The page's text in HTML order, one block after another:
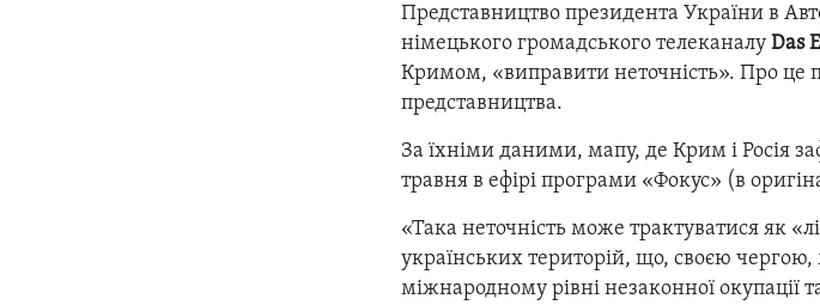
Представництво президента України в
німецького громадського телеканалуDas
Кримом, «виправити неточність». Про це
представництва.
За їхніми даними, мапу, де Крим і Росія
травня в ефірі програми «Фокус» (в
«Така неточність може трактуватися як
українських територій, що, своєю
міжнародному рівні незаконної окупації